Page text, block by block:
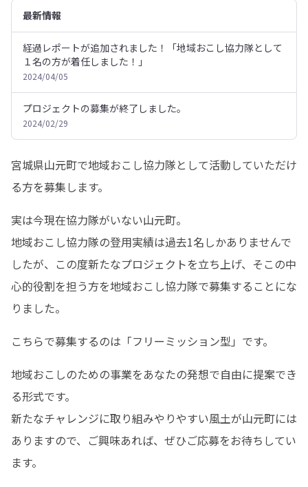
最新情報
経過レポートが追加されました！「地域おこし協力隊として
１名の方が着任しました！」
2024/04/05
プロジェクトの募集が終了しました。
2024/02/29
宮城県山元町で地域おこし協力隊として活動していただけ
る方を募集します。
実は今現在協力隊がいない山元町。
地域おこし協力隊の登用実績は過去1名しかありませんで
したが、この度新たなプロジェクトを立ち上げ、そこの中
心的役割を担う方を地域おこし協力隊で募集することにな
りました。
こちらで募集するのは「フリーミッション型」です。
地域おこしのための事業をあなたの発想で自由に提案でき
る形式です。
新たなチャレンジに取り組みやりやすい風土が山元町には
ありますので、ご興味あれば、ぜひご応募をお待ちしてい
ます。